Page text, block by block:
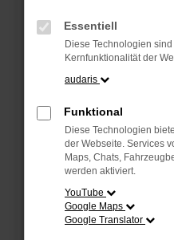
Rückwirkend zum
Betzemeier,
der betzemeier
KG, die Mehrheit an der
übernommen. Die
Jürgen Hundshammer
Sitz in Neutraubling
Mit der Übernahme
GmbH baut betzemeier
Softwareunternehmen
Service-Anbieter für
Essentiell
Diese Technologien
Kernfunktionalität der
audaris
Funktional
Diese Technologien
der Webseite. Services
Maps, Chats,
werden aktiviert.
YouTube
Google Maps
Google Translator